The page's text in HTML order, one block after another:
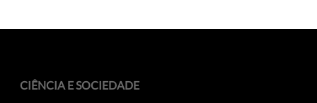
CIÊNCIA E SOCIEDADE